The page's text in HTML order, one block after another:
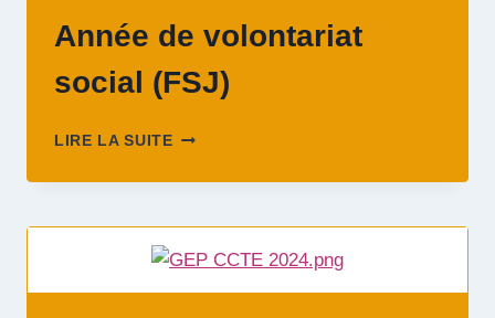
Année de volontariat
social (FSJ)
LIRE LA SUITEANNÉE
VOLONTARIAT
(FSJ)